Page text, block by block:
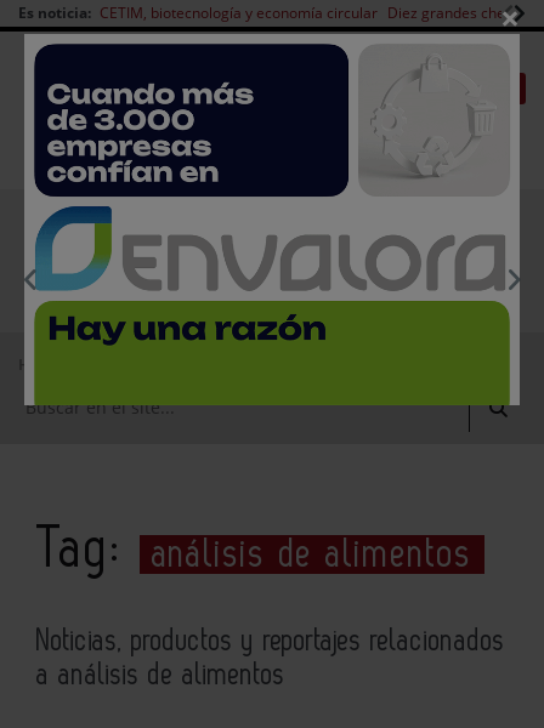
Es noticia: CETIM, biotecnología y economía circular Diez grandes chefs
Redes Sociales
Es noticia
| CANAL EMPLEO Login empresas Registro
Tag: análisis de alimentos
Noticias, productos y reportajes relacionados
a análisis de alimentos
×